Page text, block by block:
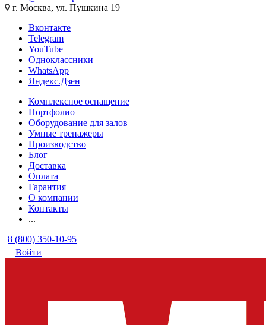
г. Москва, ул. Пушкина 19
Вконтакте
Telegram
YouTube
Одноклассники
WhatsApp
Яндекс.Дзен
Комплексное оснащение
Портфолио
Оборудование для залов
Умные тренажеры
Производство
Блог
Доставка
Оплата
Гарантия
О компании
Контакты
...
8 (800) 350-10-95
Войти